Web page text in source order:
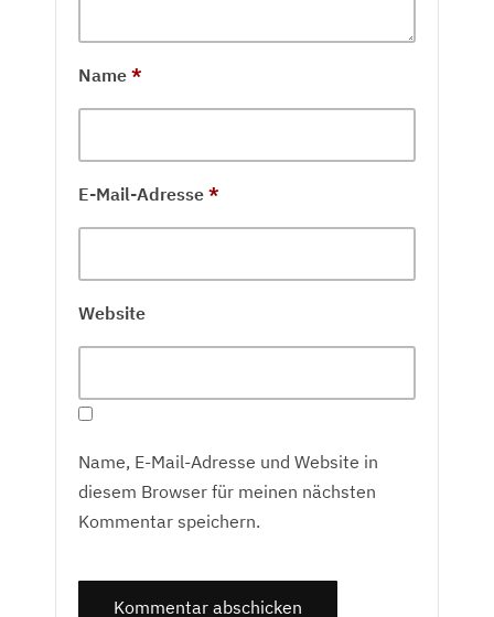
Name *
E-Mail-Adresse *
Website
Name, E-Mail-Adresse und Website in
diesem Browser für meinen nächsten
Kommentar speichern.